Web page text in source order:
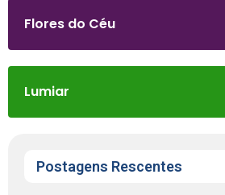
Flores do Céu
Lumiar
Postagens Rescentes